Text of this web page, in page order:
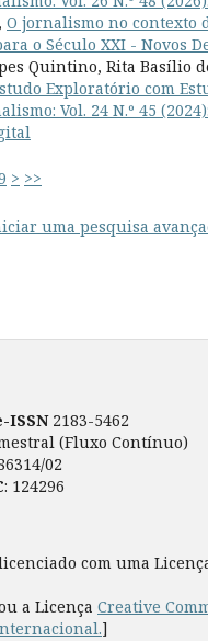
O jornalismo no contexto
o Século XXI - Novos
Quintino, Rita Basílio
Exploratório com
Vol. 24 N.º 45
> >>
uma pesquisa
ISSN2183-5462
(Fluxo Contínuo)
02
: 124296
com uma
a Licença Creative
]